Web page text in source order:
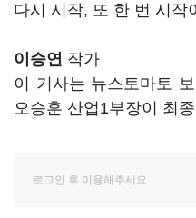
다시 시작, 또 한 번 시작
이승연 작가
이 기사는 뉴스토마토
오승훈 산업1부장이 최